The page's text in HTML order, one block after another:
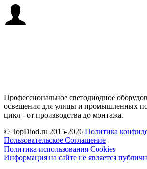
Профессиональное светодиодное
освещения для улицы и промышленных
цикл - от производства до монтажа.
© TopDiod.ru 2015-2026 Политика
Пользовательское Соглашение
Политика использования Cookies
Информация на сайте не является